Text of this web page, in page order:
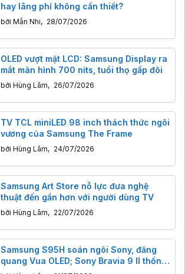
hay lãng phí không cần thiết?
bởi Mẫn Nhi, 28/07/2026
OLED vượt mặt LCD: Samsung Display ra
mắt màn hình 700 nits, tuổi thọ gấp đôi
bởi Hùng Lâm, 26/07/2026
TV TCL miniLED 98 inch thách thức ngôi
vương của Samsung The Frame
bởi Hùng Lâm, 24/07/2026
Samsung Art Store nỗ lực đưa nghệ
thuật đến gần hơn với người dùng TV
bởi Hùng Lâm, 22/07/2026
Samsung S95H soán ngôi Sony, đăng
quang Vua OLED; Sony Bravia 9 II thống